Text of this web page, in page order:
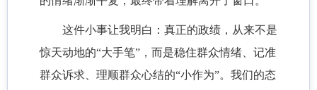
这件小事让我明白：真正的政绩，从来不是
惊天动地的“大手笔”，而是稳住群众情绪、记准
群众诉求、理顺群众心结的“小作为”。我们的态